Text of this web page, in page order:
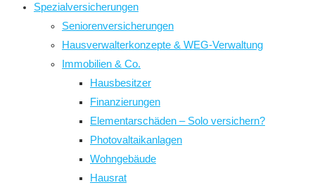
Spezialversicherungen
Seniorenversicherungen
Hausverwalterkonzepte & WEG-Verwaltung
Immobilien & Co.
Hausbesitzer
Finanzierungen
Elementarschäden – Solo versichern?
Photovaltaikanlagen
Wohngebäude
Hausrat